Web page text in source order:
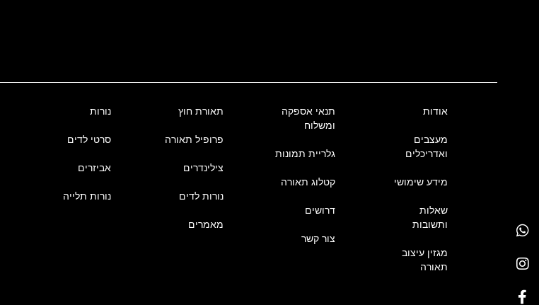
אודות
מעצבים
ואדריכלים
מידע שימושי
שאלות
ותשובות
מגזין עיצוב
תאורה
תנאי אספקה
ומשלוח
גלריית תמונות
קטלוג תאורה
דרושים
צור קשר
תאורת חוץ
פרופיל תאורה
צילינדרים
נורות לדים
מאמרים
נורות
סרטי לדים
אביזרים
נורות תלייה